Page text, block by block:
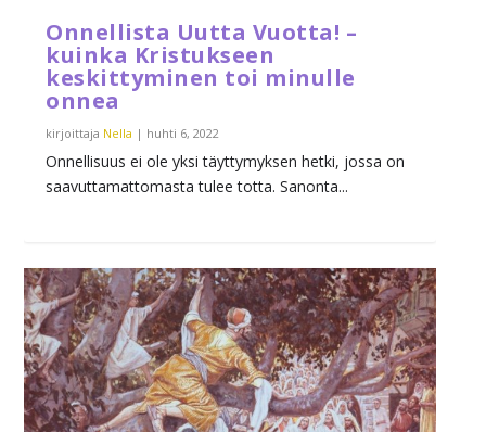
Onnellista Uutta Vuotta! –
kuinka Kristukseen
keskittyminen toi minulle
onnea
kirjoittaja Nella | huhti 6, 2022
Onnellisuus ei ole yksi täyttymyksen hetki, jossa on
saavuttamattomasta tulee totta. Sanonta...